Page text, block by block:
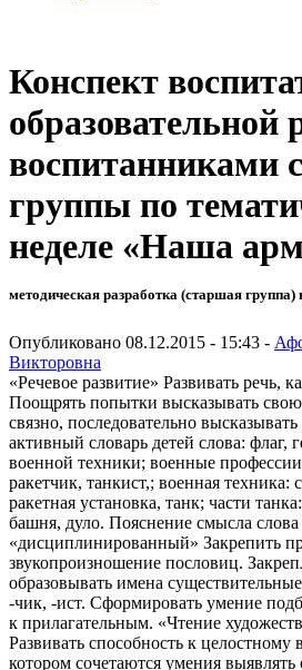
Конспект
образовательной
воспитанниками
группы по
неделе «Наша
методическая разработка (старшая группа)
Опубликовано 08.12.2015 - 15:43 -
Викторовна
«Речевое развитие» Развивать речь,
Поощрять попытки высказывать
связно, последовательно
активный словарь детей слова: флаг,
военной техники; военные
ракетчик, танкист,; военная техника:
ракетная установка, танк; части
башня, дуло. Пояснение смысла слова
«дисциплинированный» Закрепить
звукопроизношение пословиц.
образовывать имена
-чик, -ист. Сформировать умение
к прилагательным. «Чтение
Развивать способность к целостному
котором сочетаются умения